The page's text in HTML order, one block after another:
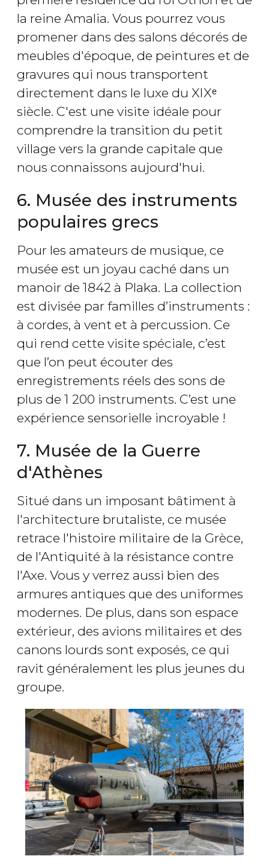
la reine Amalia. Vous pourrez vous
promener dans des salons décorés de
meubles d'époque, de peintures et de
gravures qui nous transportent
directement dans le luxe du XIXᵉ
siècle. C'est une visite idéale pour
comprendre la transition du petit
village vers la grande capitale que
nous connaissons aujourd'hui.
6. Musée des instruments
populaires grecs
Pour les amateurs de musique, ce
musée est un joyau caché dans un
manoir de 1842 à Plaka. La collection
est divisée par familles d’instruments :
à cordes, à vent et à percussion. Ce
qui rend cette visite spéciale, c’est
que l’on peut écouter des
enregistrements réels des sons de
plus de 1 200 instruments. C’est une
expérience sensorielle incroyable !
7. Musée de la Guerre
d'Athènes
Situé dans un imposant bâtiment à
l'architecture brutaliste, ce musée
retrace l'histoire militaire de la Grèce,
de l'Antiquité à la résistance contre
l'Axe. Vous y verrez aussi bien des
armures antiques que des uniformes
modernes. De plus, dans son espace
extérieur, des avions militaires et des
canons lourds sont exposés, ce qui
ravit généralement les plus jeunes du
groupe.